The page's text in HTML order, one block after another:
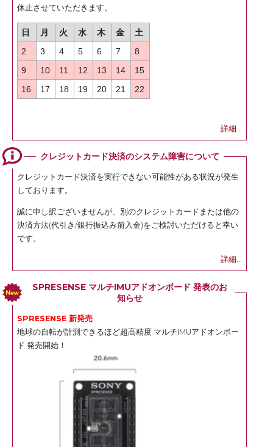
休止させていただきます。
日 月 火 水 木 金
土
2
3 4 5 6 7
8
9
10 11 12 13 14
15
16
17 18 19 20 21 22
詳細...
クレジットカード決済のシステム障害について
クレジットカード決済を実行できない可能性がある状況が発生
しております。
誠に申し訳ございませんが、別のクレジットカードまたは他の
決済方法(代引き/銀行振込み前入金)をご検討いただけると幸い
です。
詳細...
SPRESENSE マルチIMUアドオンボード 発表のお
知らせ
SPRESENSE 新発売
地球の自転が計測できるほど超高精度 マルチIMUアドオンボー
ド 発売開始！